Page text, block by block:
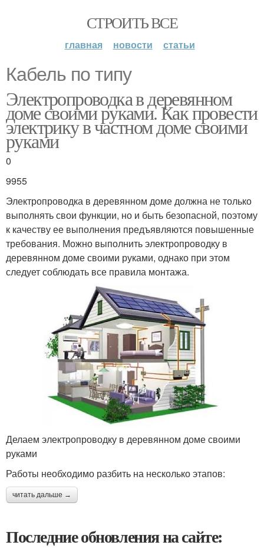
СТРОИТЬ ВСЕ
главная новости статьи
Кабель по типу
Электропроводка в деревянном
доме своими руками. Как провести
электрику в частном доме своими
руками
0
9955
Электропроводка в деревянном доме должна не только
выполнять свои функции, но и быть безопасной, поэтому
к качеству ее выполнения предъявляются повышенные
требования. Можно выполнить электропроводку в
деревянном доме своими руками, однако при этом
следует соблюдать все правила монтажа.
Делаем электропроводку в деревянном доме своими
руками
Работы необходимо разбить на несколько этапов:
читать дальше →
Последние обновления на сайте: